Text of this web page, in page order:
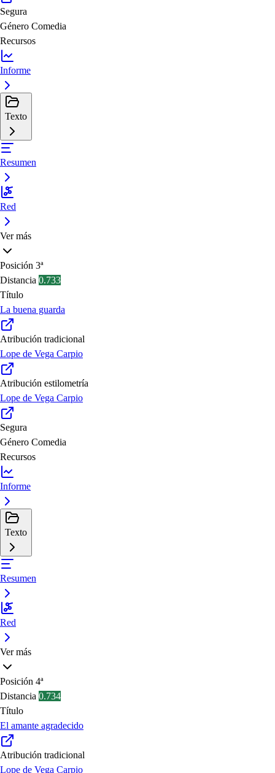
Segura
Género Comedia
Recursos
Informe
Texto
Resumen
Red
Ver más
Posición 3ª
Distancia 0.733
Título
La buena guarda
Atribución tradicional
Lope de Vega Carpio
Atribución estilometría
Lope de Vega Carpio
Segura
Género Comedia
Recursos
Informe
Texto
Resumen
Red
Ver más
Posición 4ª
Distancia 0.734
Título
El amante agradecido
Atribución tradicional
Lope de Vega Carpio